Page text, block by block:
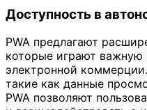
Доступность в
PWA предлагают
которые играют важную
электронной
такие как данные
PWA позволяют